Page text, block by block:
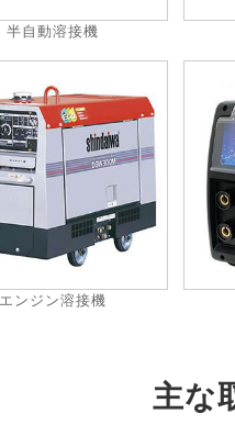
半自動溶接機
エンジン溶接機
主な